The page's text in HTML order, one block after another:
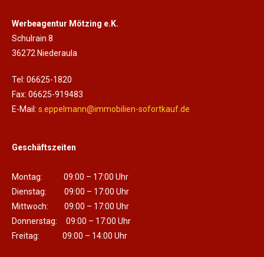
Werbeagentur Mötzing e.K.
Schulrain 8
36272 Niederaula
Tel: 06625-1820
Fax: 06625-919483
E-Mail: s.eppelmann@immobilien-sofortkauf.de
Geschäftszeiten
Montag: 09:00 – 17:00 Uhr
Dienstag: 09:00 – 17:00 Uhr
Mittwoch: 09:00 – 17:00 Uhr
Donnerstag: 09:00 – 17:00 Uhr
Freitag: 09:00 – 14:00 Uhr